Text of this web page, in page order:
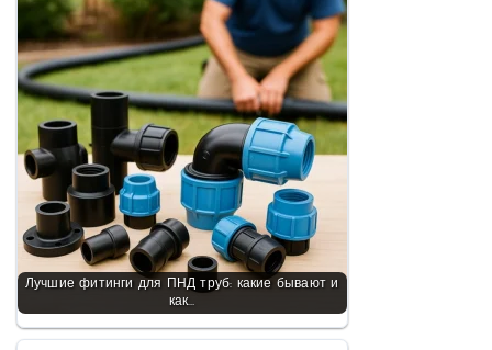
Лучшие фитинги для ПНД труб: какие бывают и
как…